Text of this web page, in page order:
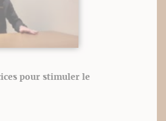
pour stimuler le